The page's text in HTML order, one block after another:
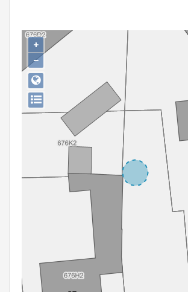
Gebeurtenis
Persoon of collectief
Downloads
Hergebruik
+
−